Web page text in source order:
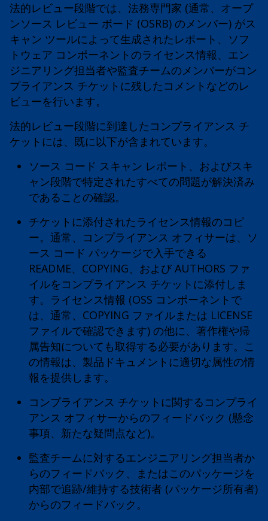
法的レビュー段階では、法務専門家 (通常、オープ
ンソース レビュー ボード (OSRB) のメンバー) がス
キャン ツールによって生成されたレポート、ソフ
トウェア コンポーネントのライセンス情報、エン
ジニアリング担当者や監査チームのメンバーがコン
プライアンス チケットに残したコメントなどのレ
ビューを行います。
法的レビュー段階に到達したコンプライアンス チ
ケットには、既に以下が含まれています。
ソース コード スキャン レポート、およびスキ
ャン段階で特定されたすべての問題が解決済み
であることの確認。
チケットに添付されたライセンス情報のコピ
ー。通常、コンプライアンス オフィサーは、ソ
ース コード パッケージで入手できる
README、COPYING、および AUTHORS ファ
イルをコンプライアンス チケットに添付しま
す。ライセンス情報 (OSS コンポーネントで
は、通常、COPYING ファイルまたは LICENSE
ファイルで確認できます) の他に、著作権や帰
属告知についても取得する必要があります。こ
の情報は、製品ドキュメントに適切な属性の情
報を提供します。
コンプライアンス チケットに関するコンプライ
アンス オフィサーからのフィードバック (懸念
事項、新たな疑問点など)。
監査チームに対するエンジニアリング担当者か
らのフィードバック、またはこのパッケージを
内部で追跡/維持する技術者 (パッケージ所有者)
からのフィードバック。